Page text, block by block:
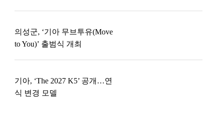
의성군, ‘기아 무브투유(Move
to You)’ 출범식 개최
기아, ‘The 2027 K5’ 공개…연
식 변경 모델